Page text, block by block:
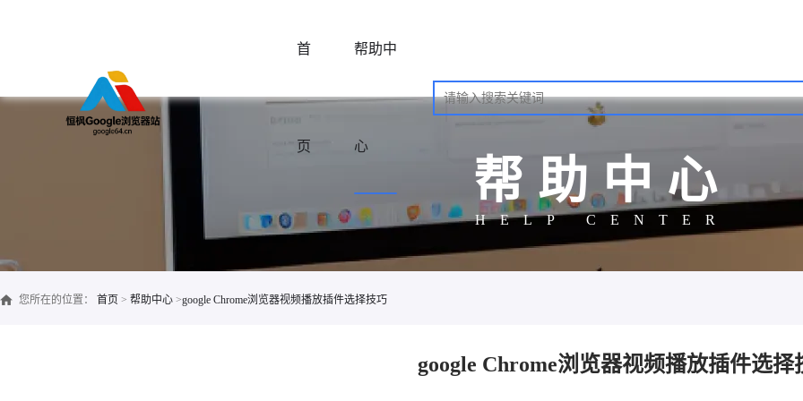
首
页
帮助中
心
帮助中心
HELP CENTER
您所在的位置： 首页 > 帮助中心 >google Chrome浏览器视频播放插件选择技巧
google Chrome浏览器视频播放插件选择